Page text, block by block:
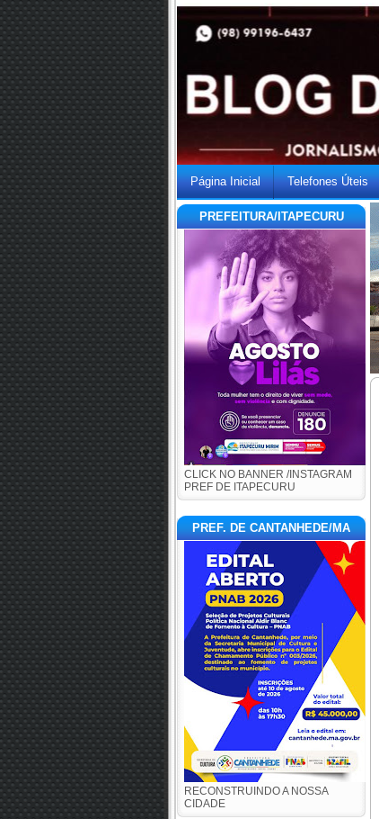
Página Inicial Telefones Úteis
PREFEITURA/ITAPECURU
CLICK NO BANNER /INSTAGRAM
PREF DE ITAPECURU
PREF. DE CANTANHEDE/MA
RECONSTRUINDO A NOSSA
CIDADE